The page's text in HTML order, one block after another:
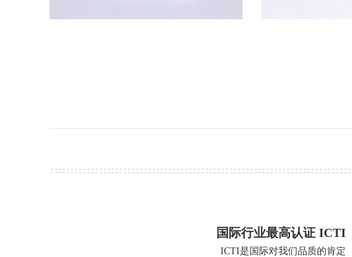
国际行业最高认证 ICTI
ICTI是国际对我们品质的肯定